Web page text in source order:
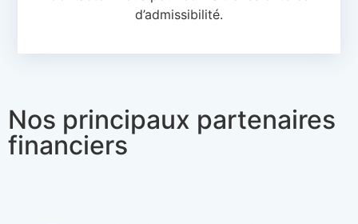
d’admissibilité.
Nos principaux partenaires
financiers